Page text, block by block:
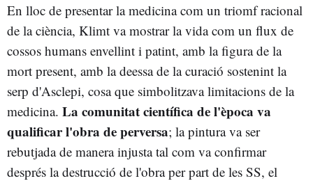
En lloc de presentar la medicina com un triomf racional
de la ciència, Klimt va mostrar la vida com un flux de
cossos humans envellint i patint, amb la figura de la
mort present, amb la deessa de la curació sostenint la
serp d'Asclepi, cosa que simbolitzava limitacions de la
medicina. La comunitat científica de l'època va
qualificar l'obra de perversa; la pintura va ser
rebutjada de manera injusta tal com va confirmar
després la destrucció de l'obra per part de les SS, el